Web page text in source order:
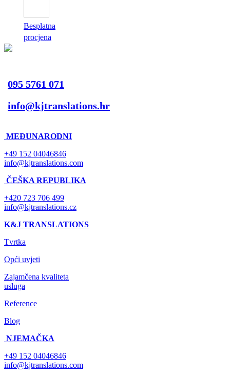
Besplatna
procjena
095 5761 071
info@kjtranslations.hr
MEĐUNARODNI
+49 152 04046846
info@kjtranslations.com
ČEŠKA REPUBLIKA
+420 723 706 499
info@kjtranslations.cz
K&J TRANSLATIONS
Tvrtka
Opći uvjeti
Zajamčena kvaliteta
usluga
Reference
Blog
NJEMAČKA
+49 152 04046846
info@kjtranslations.com